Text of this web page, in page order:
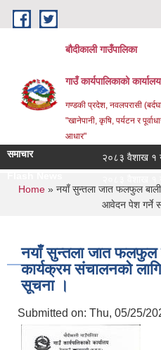
Skip to main content
बौदीकाली गाउँपालिका
गाउँ कार्यपालिकाको कार्यालय
गण्डकी प्रदेश, नवलपरासी
"खानेपानी, कृषि, पर्यटन र
आधार"
समाचार
२०८३ वैशाख १
You are here
Home» नयाँ सुन्तला जात फलफुल बाली
आवेदन पेश गर्ने
नयाँ सुन्तला जात फलफुल
कार्यक्रम संचालनको
सूचना ।
Submitted on: Thu, 05/25/